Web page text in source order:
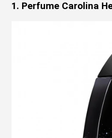
1. Perfume Carolina